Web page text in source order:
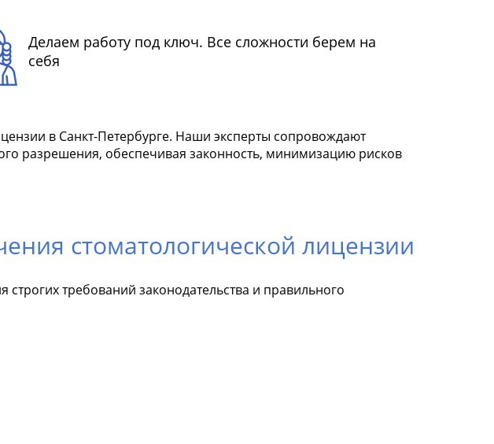
Делаем работу под ключ. Все сложности берем на
себя
в Санкт-Петербурге. Наши эксперты сопровождают
разрешения, обеспечивая законность, минимизацию рисков
стоматологической лицензии
требований законодательства и правильного